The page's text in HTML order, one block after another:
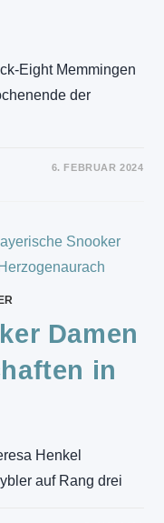
Eight Memmingen
der
6. FEBRUAR 2024
Damen
in
Henkel
auf Rang drei